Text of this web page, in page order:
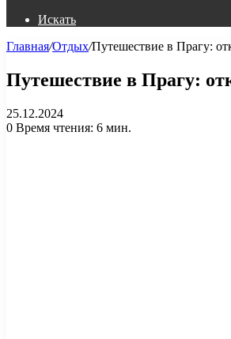
Искать
Главная/Отдых/Путешествие в Прагу:
Путешествие в Прагу:
25.12.2024
0 Время чтения: 6 мин.